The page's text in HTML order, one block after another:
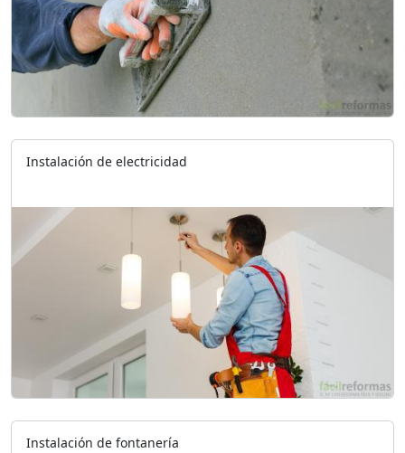
Instalación de electricidad
Instalación de fontanería